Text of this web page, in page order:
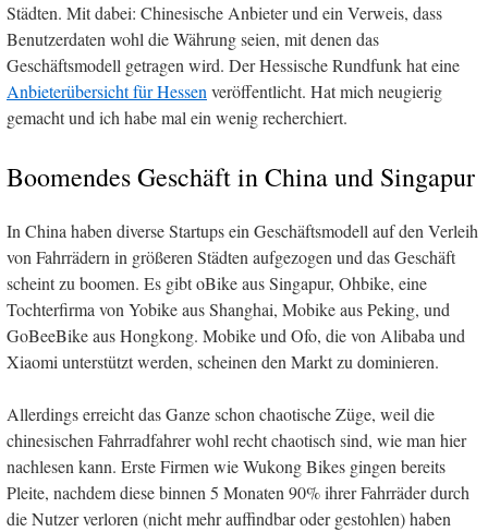
Städten. Mit dabei: Chinesische Anbieter und ein Verweis, dass
Benutzerdaten wohl die Währung seien, mit denen das
Geschäftsmodell getragen wird. Der Hessische Rundfunk hat eine
Anbieterübersicht für Hessenveröffentlicht. Hat mich neugierig
gemacht und ich habe mal ein wenig recherchiert.
Boomendes Geschäft in China und Singapur
In China haben diverse Startups ein Geschäftsmodell auf den Verleih
von Fahrrädern in größeren Städten aufgezogen und das Geschäft
scheint zu boomen. Es gibt oBike aus Singapur, Ohbike, eine
Tochterfirma von Yobike aus Shanghai, Mobike aus Peking, und
GoBeeBike aus Hongkong. Mobike und Ofo, die von Alibaba und
Xiaomi unterstützt werden, scheinen den Markt zu dominieren.
Allerdings erreicht das Ganze schon chaotische Züge, weil die
chinesischen Fahrradfahrer wohl recht chaotisch sind, wie man hier
nachlesen kann. Erste Firmen wie Wukong Bikes gingen bereits
Pleite, nachdem diese binnen 5 Monaten 90% ihrer Fahrräder durch
die Nutzer verloren (nicht mehr auffindbar oder gestohlen) haben